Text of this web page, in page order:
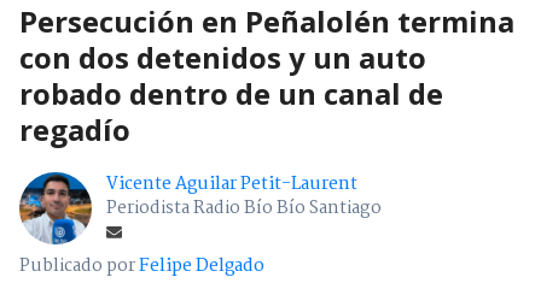
Persecución en Peñalolén termina
con dos detenidos y un auto
robado dentro de un canal de
regadío
Vicente Aguilar Petit-Laurent
Periodista Radio Bío Bío Santiago
Publicado porFelipe Delgado